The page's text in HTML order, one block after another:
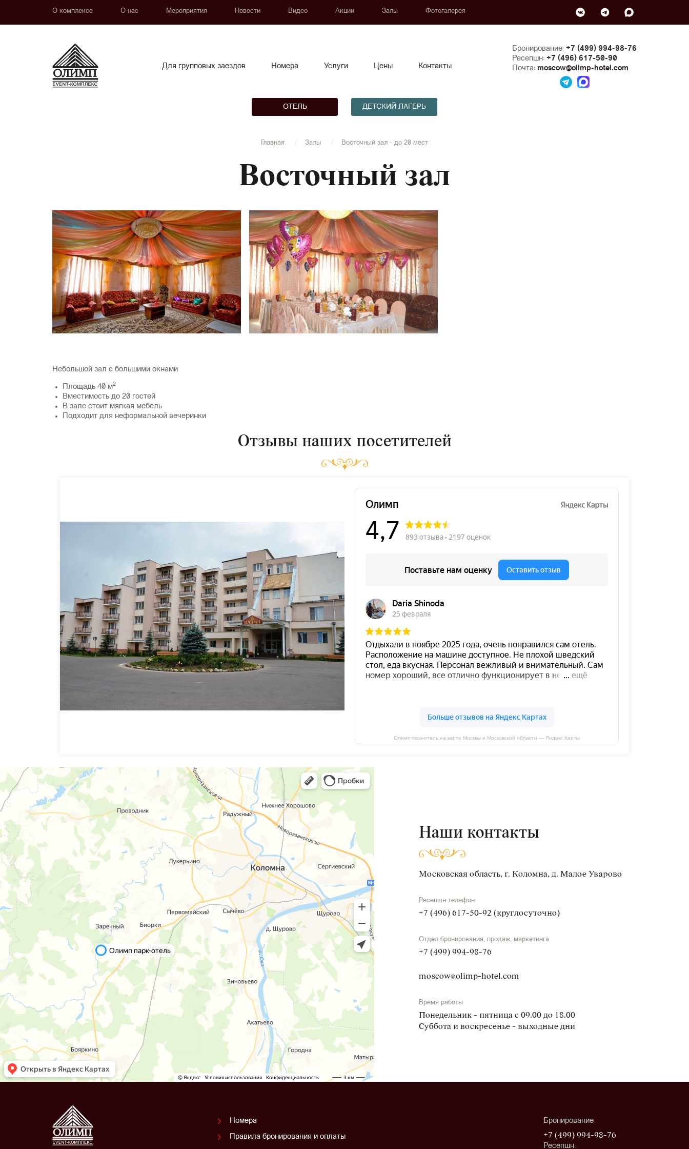
О комплексе О нас Мероприятия Новости Видео Акции Залы Фотогалерея
Для групповых заездов Номера Услуги Цены Контакты
Бронирование: +7 (499) 994-98-76
Ресепшн: +7 (496) 617-50-90
Почта: moscow@olimp-hotel.com
ОТЕЛЬ ДЕТСКИЙ ЛАГЕРЬ
Главная Залы Восточный зал - до 20 мест
Восточный зал
Небольшой зал с большими окнами
Площадь 40 м2
Вместимость до 20 гостей
В зале стоит мягкая мебель
Подходит для неформальной вечеринки
Отзывы наших посетителей
Олимп парк-отель на карте Москвы и Московской области — Яндекс Карты
Наши контакты
Московская область, г. Коломна, д. Малое Уварово
Ресепшн телефон
+7 (496) 617-50-92 (круглосуточно)
Отдел бронирования, продаж, маркетинга
+7 (499) 994-98-76
moscow@olimp-hotel.com
Время работы
Понедельник - пятница с 09.00 до 18.00
Суббота и воскресенье - выходные дни
Номера
Правила бронирования и оплаты
Бронирование:
+7 (499) 994-98-76
Ресепшн: